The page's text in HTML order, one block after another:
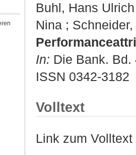
Buhl, Hans Ulrich
Nina ;
In: Die Bank. Bd.
ISSN 0342-3182
Volltext
Link zum